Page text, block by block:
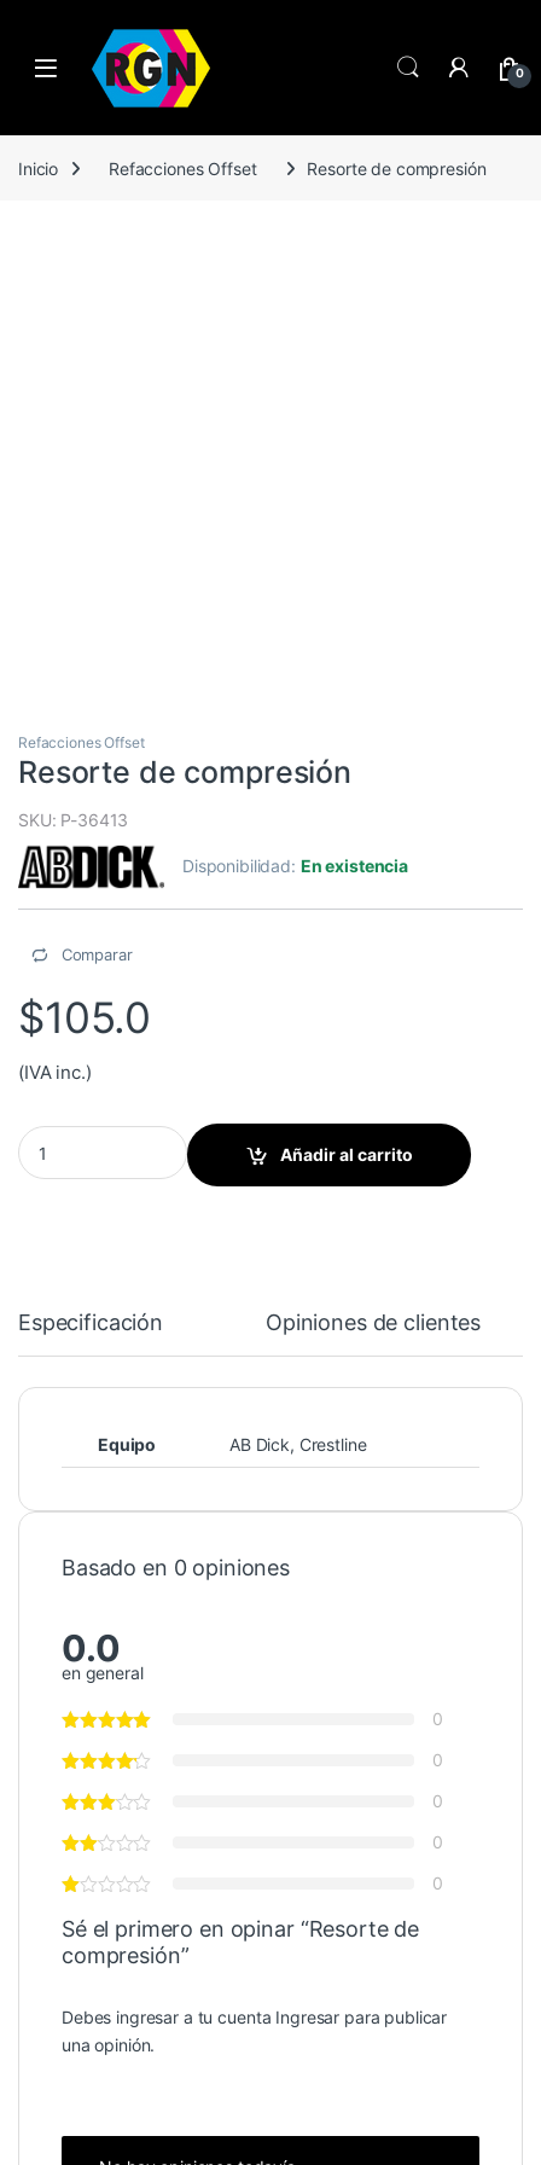
Open 0
Inicio Refacciones Offset Resorte de compresión
Refacciones Offset
Resorte de compresión
SKU: P-36413
Disponibilidad: En existencia
Comparar
$105.0
(IVA inc.)
Resorte de compresión quantity
Añadir al carrito
Especificación Opiniones de clientes
Equipo AB Dick, Crestline
Basado en 0 opiniones
0.0
en general
0
0
0
0
0
Sé el primero en opinar “Resorte de
compresión”
Debes ingresar a tu cuenta Ingresar para publicar
una opinión.